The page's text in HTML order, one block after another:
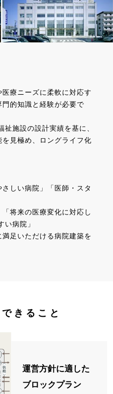
療ニーズに柔軟に対応す
的知識と経験が必要で
施設の設計実績を基に、
見極め、ロングライフ化
さしい病院」「医師・スタ
「将来の医療変化に対応し
い病院」
足いただける病院建築を
きること
運営方針に適した
ブロックプラン